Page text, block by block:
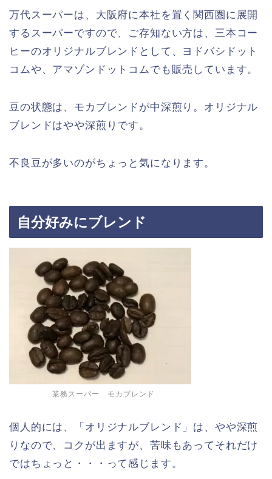
万代スーパーは、大阪府に本社を置く関西圏に展開
するスーパーですので、ご存知ない方は、三本コー
ヒーのオリジナルブレンドとして、ヨドバシドット
コムや、アマゾンドットコムでも販売しています。
豆の状態は、モカブレンドが中深煎り。オリジナル
ブレンドはやや深煎りです。
不良豆が多いのがちょっと気になります。
自分好みにブレンド
業務スーパー モカブレンド
個人的には、「オリジナルブレンド」は、やや深煎
りなので、コクが出ますが、苦味もあってそれだけ
ではちょっと・・・って感じます。